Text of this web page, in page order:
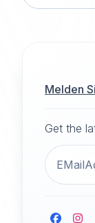
Melden
Get the